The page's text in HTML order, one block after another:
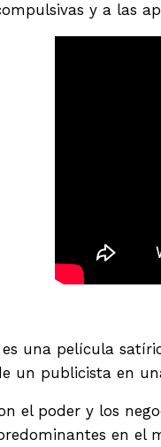
y a las
una película
un publicista en
el poder y los
en el